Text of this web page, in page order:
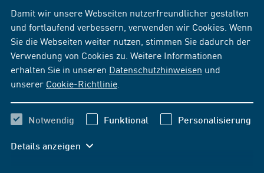
Damit wir unsere Webseiten nutzerfreundlicher gestalten
und fortlaufend verbessern, verwenden wir Cookies. Wenn
Sie die Webseiten weiter nutzen, stimmen Sie dadurch der
Verwendung von Cookies zu. Weitere Informationen
erhalten Sie in unseren Datenschutzhinweisen und
unserer Cookie-Richtlinie
Notwendig Funktional Personalisierung
Details anzeigen